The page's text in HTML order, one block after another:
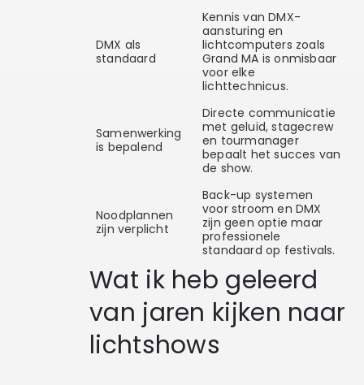
DMX als
standaard
Kennis van DMX-
aansturing en
lichtcomputers zoals
Grand MA is onmisbaar
voor elke
lichttechnicus.
Samenwerking
is bepalend
Directe communicatie
met geluid, stagecrew
en tourmanager
bepaalt het succes van
de show.
Noodplannen
zijn verplicht
Back-up systemen
voor stroom en DMX
zijn geen optie maar
professionele
standaard op festivals.
Wat ik heb geleerd
van jaren kijken naar
lichtshows